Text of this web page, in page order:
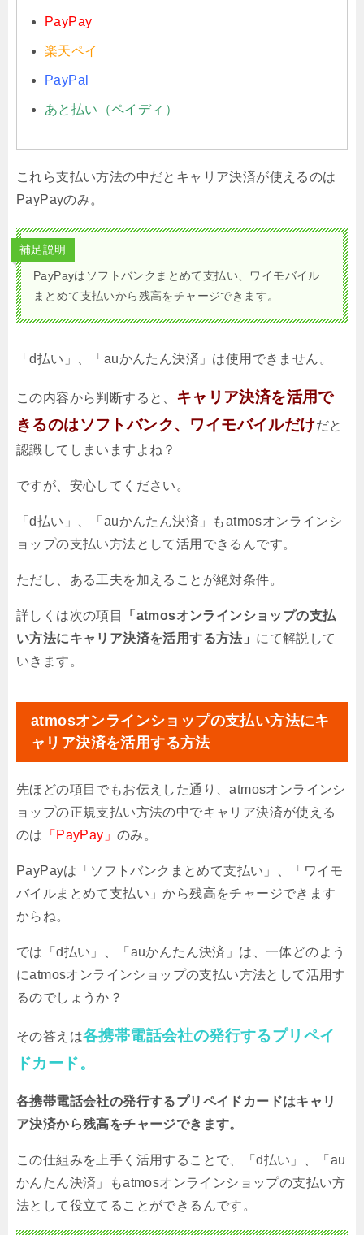
PayPay
楽天ペイ
PayPal
あと払い（ペイディ）
これら支払い方法の中だとキャリア決済が使えるのは
PayPayのみ。
補足説明
PayPayはソフトバンクまとめて支払い、ワイモバイル
まとめて支払いから残高をチャージできます。
「d払い」、「auかんたん決済」は使用できません。
この内容から判断すると、 キャリア決済を活用で
きるのはソフトバンク、ワイモバイルだけだと
認識してしまいますよね？
ですが、安心してください。
「d払い」、「auかんたん決済」もatmosオンラインシ
ョップの支払い方法として活用できるんです。
ただし、ある工夫を加えることが絶対条件。
詳しくは次の項目
「atmosオンラインショップの支払
い方法にキャリア決済を活用する方法」 にて解説して
いきます。
atmosオンラインショップの支払い方法にキ
ャリア決済を活用する方法
先ほどの項目でもお伝えした通り、atmosオンラインシ
ョップの正規支払い方法の中でキャリア決済が使える
のは
「PayPay」のみ。
PayPayは「ソフトバンクまとめて支払い」、「ワイモ
バイルまとめて支払い」から残高をチャージできます
からね。
では「d払い」、「auかんたん決済」は、一体どのよう
にatmosオンラインショップの支払い方法として活用す
るのでしょうか？
その答えは各携帯電話会社の発行するプリペイ
ドカード。
各携帯電話会社の発行するプリペイドカードはキャリ
ア決済から残高をチャージできます。
この仕組みを上手く活用することで、「d払い」、「au
かんたん決済」もatmosオンラインショップの支払い方
法として役立てることができるんです。